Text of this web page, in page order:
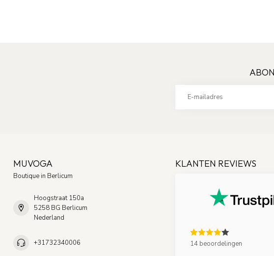
MUVOGA
Boutique in Berlicum
Hoogstraat 150a
5258 BG Berlicum
Nederland
+31732340006
KLANTEN REVIEWS
14 beoordelingen